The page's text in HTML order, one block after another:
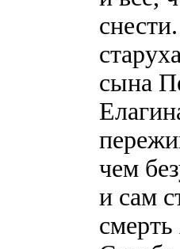
сына
чем
и сам